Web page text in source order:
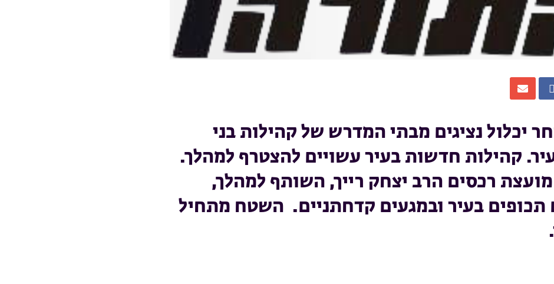
יכלול נציגים מבתי המדרש של קהילות בני
קהילות חדשות בעיר עשויים להצטרף למהלך.
רכסים הרב יצחק רייך, השותף למהלך,
תכופים בעיר ובמגעים קדחתניים. השטח מתחיל